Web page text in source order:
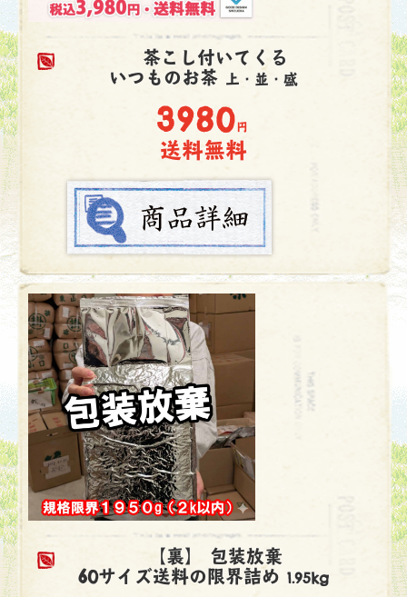
茶こし付いてくる
いつものお茶 上・並・盛
3980円
送料無料
【裏】 包装放棄
60サイズ送料の限界詰め 1.95kg